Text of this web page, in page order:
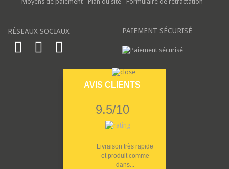
RÉSEAUX SOCIAUX PAIEMENT SÉCURISÉ
AVIS CLIENTS
9.5/10
Livraison très rapide
et produit comme
dans...